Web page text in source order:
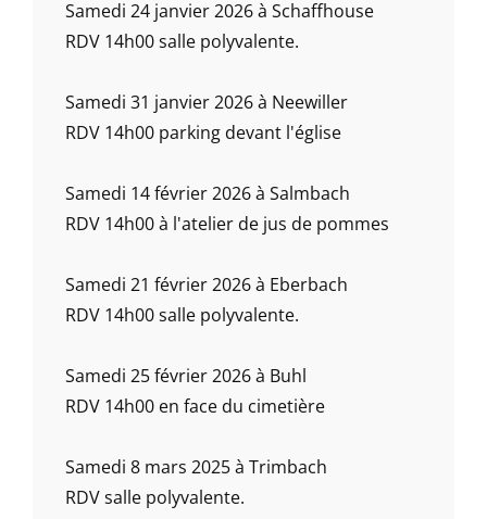
Samedi 24 janvier 2026 à Schaffhouse
RDV 14h00 salle polyvalente.
Samedi 31 janvier 2026 à Neewiller
RDV 14h00 parking devant l'église
Samedi 14 février 2026 à Salmbach
RDV 14h00 à l'atelier de jus de pommes
Samedi 21 février 2026 à Eberbach
RDV 14h00 salle polyvalente.
Samedi 25 février 2026 à Buhl
RDV 14h00 en face du cimetière
Samedi 8 mars 2025 à Trimbach
RDV salle polyvalente.